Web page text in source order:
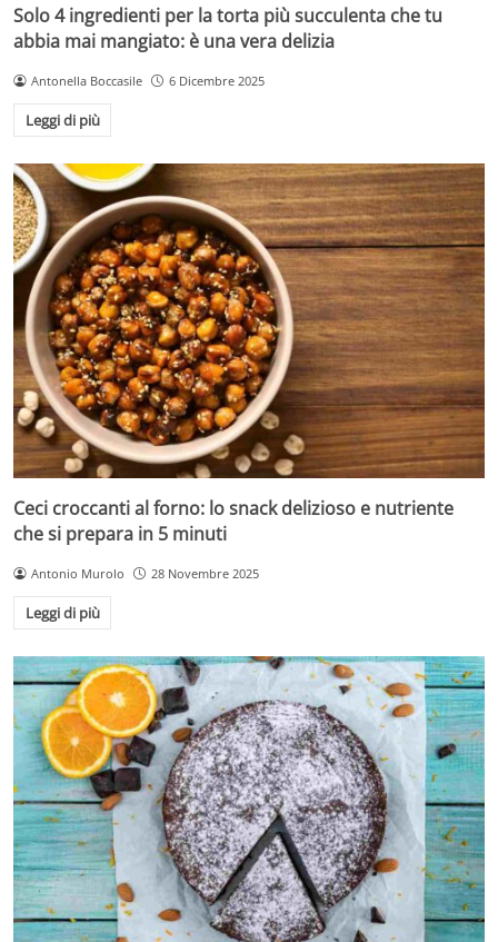
Solo 4 ingredienti per la torta più succulenta che tu
abbia mai mangiato: è una vera delizia
Antonella Boccasile 6 Dicembre 2025
Leggi di più
Ceci croccanti al forno: lo snack delizioso e nutriente
che si prepara in 5 minuti
Antonio Murolo 28 Novembre 2025
Leggi di più